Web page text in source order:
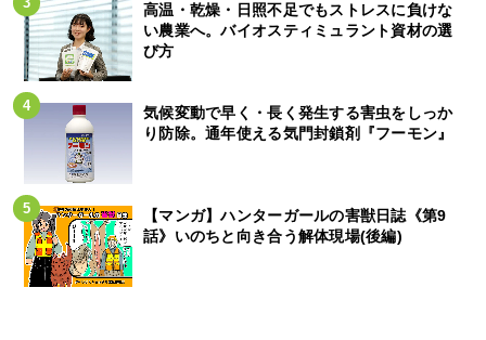
高温・乾燥・日照不足でもストレスに負けな
い農業へ。バイオスティミュラント資材の選
び方
気候変動で早く・長く発生する害虫をしっか
り防除。通年使える気門封鎖剤『フーモン』
【マンガ】ハンターガールの害獣日誌《第9
話》いのちと向き合う解体現場(後編)